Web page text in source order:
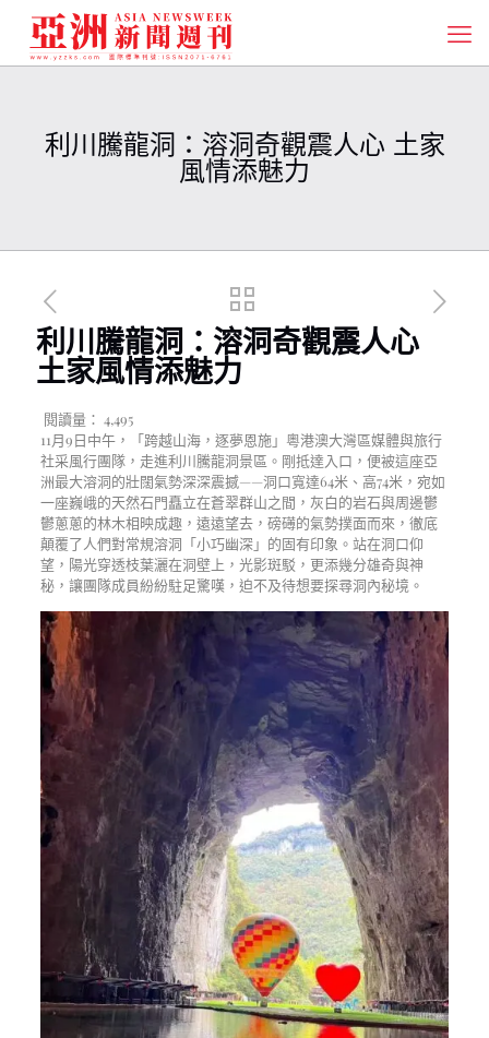
利川騰龍洞：溶洞奇觀震人心 土家
風情添魅力
利川騰龍洞：溶洞奇觀震人心
土家風情添魅力
閱讀量： 4,495
11月9日中午，「跨越山海，逐夢恩施」粵港澳大灣區媒體與旅行
社采風行團隊，走進利川騰龍洞景區。剛抵達入口，便被這座亞
洲最大溶洞的壯闊氣勢深深震撼——洞口寬達64米、高74米，宛如
一座巍峨的天然石門矗立在蒼翠群山之間，灰白的岩石與周邊鬱
鬱蔥蔥的林木相映成趣，遠遠望去，磅礡的氣勢撲面而來，徹底
顛覆了人們對常規溶洞「小巧幽深」的固有印象。站在洞口仰
望，陽光穿透枝葉灑在洞壁上，光影斑駁，更添幾分雄奇與神
秘，讓團隊成員紛紛駐足驚嘆，迫不及待想要探尋洞內秘境。